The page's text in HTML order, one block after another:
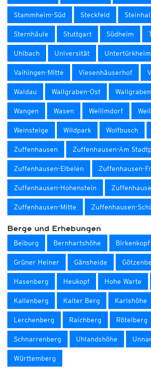
Stammheim-Süd Steckfeld
Sternhäule Stuttgart Südheim
Uhlbach Universität Untertürkheim
Vaihingen-Mitte Viesenhäuserhof
Waldau Wallgraben-Ost
Wangen Wasen Weilimdorf
Weinsteige Wildpark Wolfbusch
Zuffenhausen Zuffenhausen-Am
Zuffenhausen-Elbelen Zuffenhausen-
Zuffenhausen-Hohenstein
Zuffenhausen-Mitte Zuffenhausen-
Berge und Erhebungen
Beiburg Bernhartshöhe Birkenkopf
Grüner Heiner Gänsheide
Hasenberg Heukopf Hohe Warte
Kallenberg Kalter Berg Karlshöhe
Lerchenberg Raichberg Rötelberg
Schnarrenberg Uhlandshöhe
Württemberg